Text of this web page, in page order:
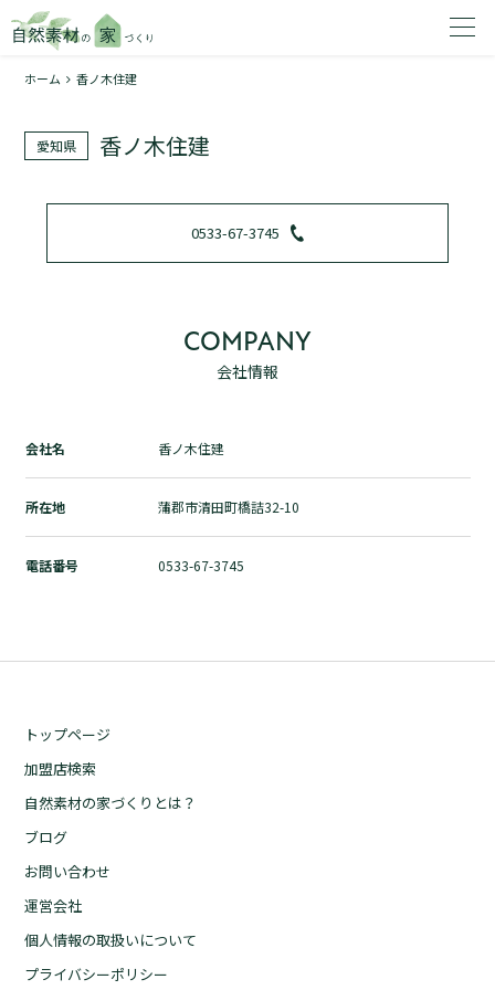
1
トップページ
加盟店検索
自然素材の家づくりとは？
ホーム 香ノ木住建
愛知県 香ノ木住建
0533-67-3745
COMPANY
会社情報
会社名 香ノ木住建
所在地 蒲郡市清田町橋詰32-10
電話番号 0533-67-3745
トップページ
加盟店検索
自然素材の家づくりとは？
ブログ
お問い合わせ
運営会社
個人情報の取扱いについて
プライバシーポリシー